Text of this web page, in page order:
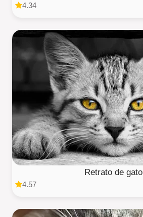
4.34
Retrato de gato
4.57